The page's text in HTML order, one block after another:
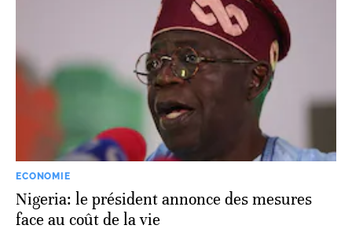
ECONOMIE
Nigeria: le président annonce des mesures
face au coût de la vie